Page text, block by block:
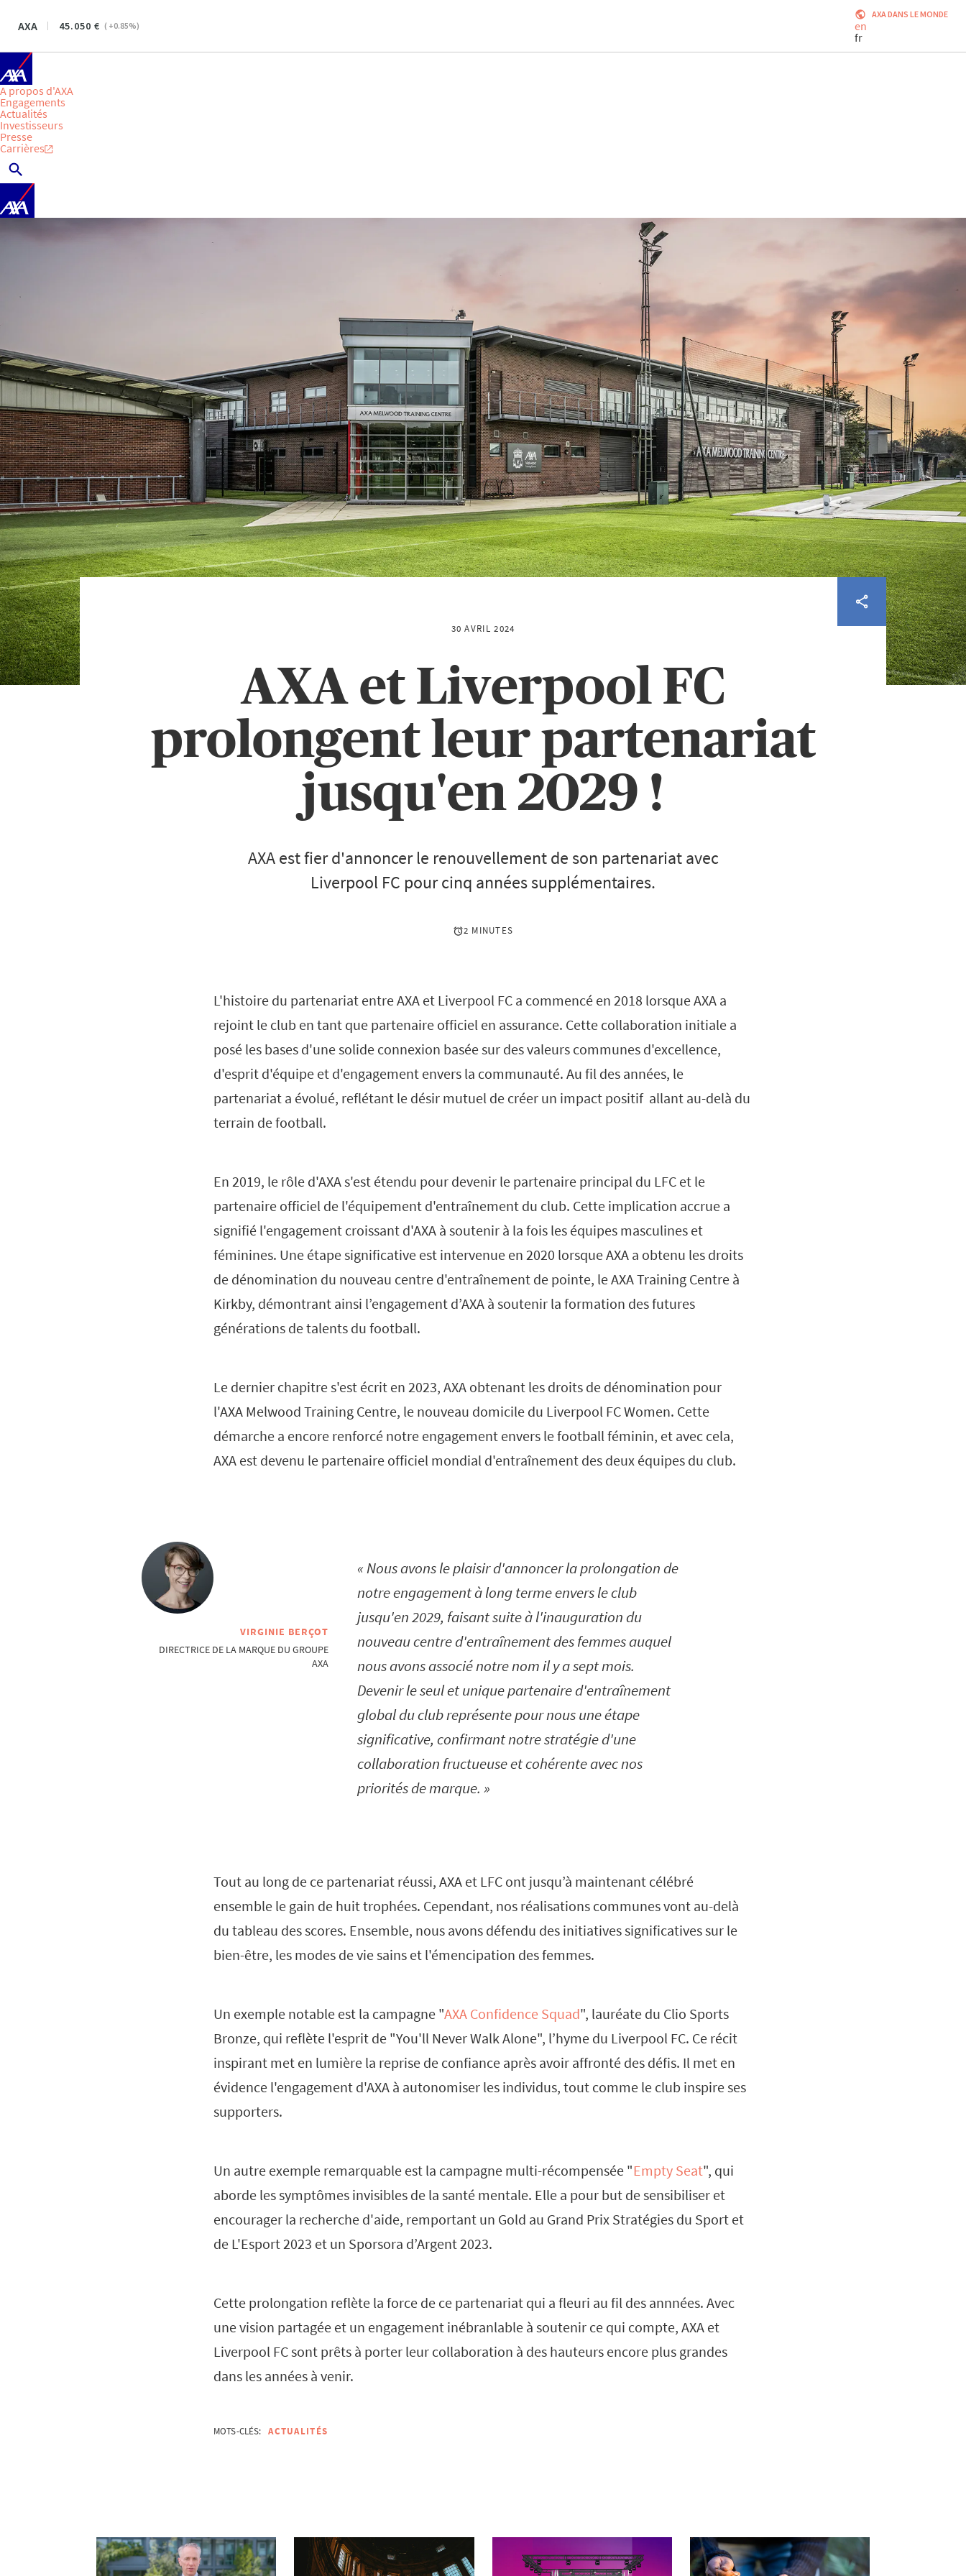
AXA 45.050 ( +0.85%)
AXA DANS LE MONDE
en
fr
A propos d'AXA
Engagements
Actualités
Investisseurs
Presse
Carrières
30 AVRIL 2024
AXA et Liverpool FC
prolongent leur partenariat
jusqu'en 2029 !
AXA est fier d'annoncer le renouvellement de son partenariat avec
Liverpool FC pour cinq années supplémentaires.
2 MINUTES
L'histoire du partenariat entre AXA et Liverpool FC a commencé en 2018 lorsque AXA a
rejoint le club en tant que partenaire officiel en assurance. Cette collaboration initiale a
posé les bases d'une solide connexion basée sur des valeurs communes d'excellence,
d'esprit d'équipe et d'engagement envers la communauté. Au fil des années, le
partenariat a évolué, reflétant le désir mutuel de créer un impact positif allant au-delà du
terrain de football.
En 2019, le rôle d'AXA s'est étendu pour devenir le partenaire principal du LFC et le
partenaire officiel de l'équipement d'entraînement du club. Cette implication accrue a
signifié l'engagement croissant d'AXA à soutenir à la fois les équipes masculines et
féminines. Une étape significative est intervenue en 2020 lorsque AXA a obtenu les droits
de dénomination du nouveau centre d'entraînement de pointe, le AXA Training Centre à
Kirkby, démontrant ainsi l’engagement d’AXA à soutenir la formation des futures
générations de talents du football.
Le dernier chapitre s'est écrit en 2023, AXA obtenant les droits de dénomination pour
l'AXA Melwood Training Centre, le nouveau domicile du Liverpool FC Women. Cette
démarche a encore renforcé notre engagement envers le football féminin, et avec cela,
AXA est devenu le partenaire officiel mondial d'entraînement des deux équipes du club.
VIRGINIE BERÇOT
DIRECTRICE DE LA MARQUE DU GROUPE
AXA
Nous avons le plaisir d'annoncer la prolongation de
notre engagement à long terme envers le club
jusqu'en 2029, faisant suite à l'inauguration du
nouveau centre d'entraînement des femmes auquel
nous avons associé notre nom il y a sept mois.
Devenir le seul et unique partenaire d'entraînement
global du club représente pour nous une étape
significative, confirmant notre stratégie d'une
collaboration fructueuse et cohérente avec nos
priorités de marque.
Tout au long de ce partenariat réussi, AXA et LFC ont jusqu’à maintenant célébré
ensemble le gain de huit trophées. Cependant, nos réalisations communes vont au-delà
du tableau des scores. Ensemble, nous avons défendu des initiatives significatives sur le
bien-être, les modes de vie sains et l'émencipation des femmes.
Un exemple notable est la campagne "AXA Confidence Squad", lauréate du Clio Sports
Bronze, qui reflète l'esprit de "You'll Never Walk Alone", l’hyme du Liverpool FC. Ce récit
inspirant met en lumière la reprise de confiance après avoir affronté des défis. Il met en
évidence l'engagement d'AXA à autonomiser les individus, tout comme le club inspire ses
supporters.
Un autre exemple remarquable est la campagne multi-récompensée "Empty Seat", qui
aborde les symptômes invisibles de la santé mentale. Elle a pour but de sensibiliser et
encourager la recherche d'aide, remportant un Gold au Grand Prix Stratégies du Sport et
de L'Esport 2023 et un Sporsora d’Argent 2023.
Cette prolongation reflète la force de ce partenariat qui a fleuri au fil des annnées. Avec
une vision partagée et un engagement inébranlable à soutenir ce qui compte, AXA et
Liverpool FC sont prêts à porter leur collaboration à des hauteurs encore plus grandes
dans les années à venir.
MOTS-CLÉS: ACTUALITÉS